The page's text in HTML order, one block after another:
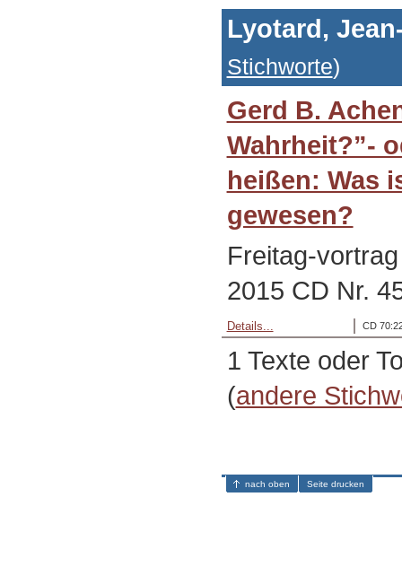
Lyotard,
Stichworte)
Gerd B.
Wahrheit?”-
heißen: Was
gewesen?
Freitag-
2015 CD Nr.
CD
Details...
1 Texte oder
(andere
nach oben Seite drucken